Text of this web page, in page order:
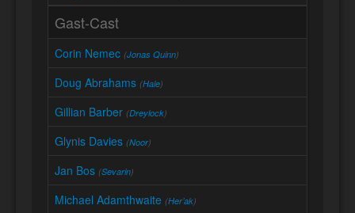
Gast-Cast
Corin Nemec (Jonas Quinn)
Doug Abrahams (Hale)
Gillian Barber (Dreylock)
Glynis Davies (Noor)
Jan Bos (Sevarin)
Michael Adamthwaite (Her’ak)